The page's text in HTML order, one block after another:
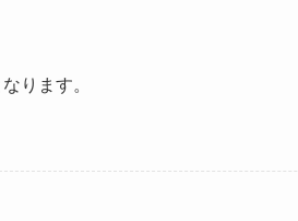
ります。